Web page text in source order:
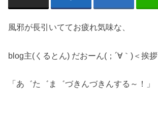
風邪が長引いててお疲れ気味な、
blog主(くるとん) だおーん(；´∀｀)＜挨拶
「あ゛た゛ま゛づきんづきんする～！」